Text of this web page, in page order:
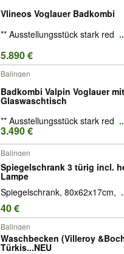
Vlineos Voglauer Badkombi
** Ausstellungsstück stark red
5.890 €
Balingen
Badkombi Valpin Voglauer mit
Glaswaschtisch
** Ausstellungsstück stark red
3.490 €
Balingen
Spiegelschrank 3 türig incl.
Lampe
Spiegelschrank, 80x62x17cm,
40 €
Balingen
Waschbecken (Villeroy
Türkis...NEU